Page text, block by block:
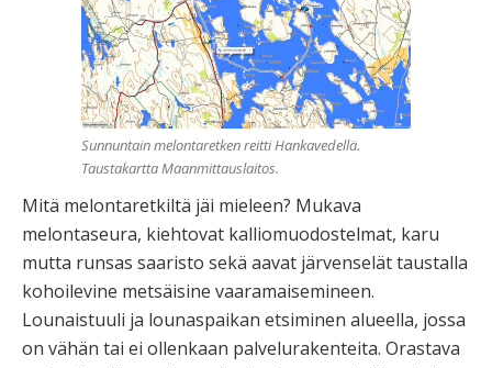
Sunnuntain melontaretken reitti Hankavedellä.
Taustakartta Maanmittauslaitos.
Mitä melontaretkiltä jäi mieleen? Mukava
melontaseura, kiehtovat kalliomuodostelmat, karu
mutta runsas saaristo sekä aavat järvenselät taustalla
kohoilevine metsäisine vaaramaisemineen.
Lounaistuuli ja lounaspaikan etsiminen alueella, jossa
on vähän tai ei ollenkaan palvelurakenteita. Orastava